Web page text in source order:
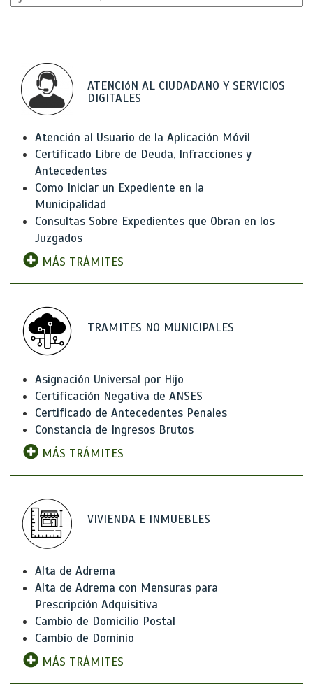
ATENCIóN AL CIUDADANO Y SERVICIOS
DIGITALES
Atención al Usuario de la Aplicación Móvil
Certificado Libre de Deuda, Infracciones y
Antecedentes
Como Iniciar un Expediente en la
Municipalidad
Consultas Sobre Expedientes que Obran en los
Juzgados
MÁS TRÁMITES
TRAMITES NO MUNICIPALES
Asignación Universal por Hijo
Certificación Negativa de ANSES
Certificado de Antecedentes Penales
Constancia de Ingresos Brutos
MÁS TRÁMITES
VIVIENDA E INMUEBLES
Alta de Adrema
Alta de Adrema con Mensuras para
Prescripción Adquisitiva
Cambio de Domicilio Postal
Cambio de Dominio
MÁS TRÁMITES